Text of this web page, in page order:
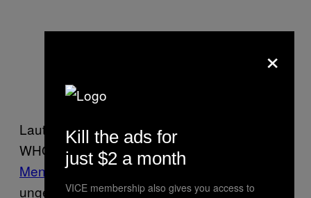
Laut Zahlen der Weltgesundheitsorganisation
WHO leiden in Österreich zirka
Menschenan depressiven Erkrankungen,
ungefähr jeder Zehnte erlebt also zumindest
×
Kill the ads for
just $2 a month
VICE membership also gives you access to